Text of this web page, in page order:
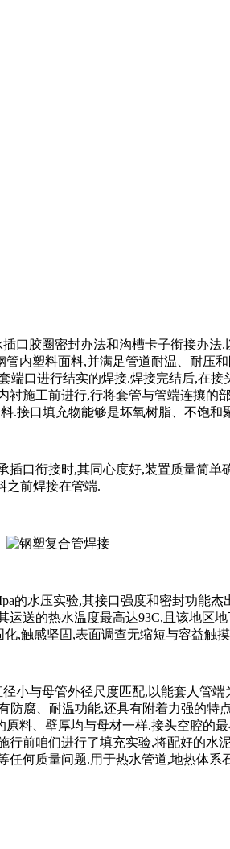
胶圈密封办法和沟槽卡子衔接办法.
内塑料面料,并满足管道耐温、耐压
口进行结实的焊接.焊接完结后,在
施工前进行,行将套管与管端连攘的
.接口填充物能够是坏氧树脂、不饱
衔接时,其同心度好,装置质量简单
之前焊接在管端.
水压实验,其接口强度和密封功能
送的热水温度最高达93C,且该地区
化,触感坚固,表面调查无缩短与容益触
与母管外径尺度匹配,以能套人管端
腐、耐温功能,还具有附着力强的特
料、壁厚均与母材一样.接头空腔的
前咱们进行了填充实验,将配好的水
何质量问题.用于热水管道,地热体